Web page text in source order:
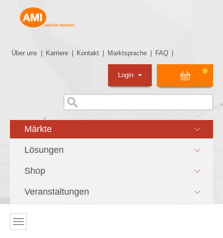
Über uns Karriere Kontakt Marktsprache FAQ
0
Login
Märkte
Lösungen
Shop
Veranstaltungen